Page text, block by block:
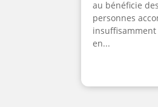
au bénéficie
personnes
en...